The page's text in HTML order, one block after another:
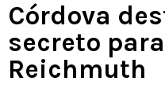
Córdova
secreto
Reichmuth